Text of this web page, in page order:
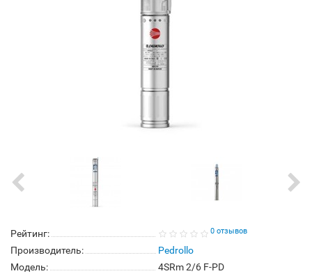
Рейтинг: 0 отзывов
Производитель:
Pedrollo
Модель:
4SRm 2/6 F-PD